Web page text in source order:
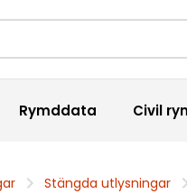
Rymddata Civil
Stängda utlysningar